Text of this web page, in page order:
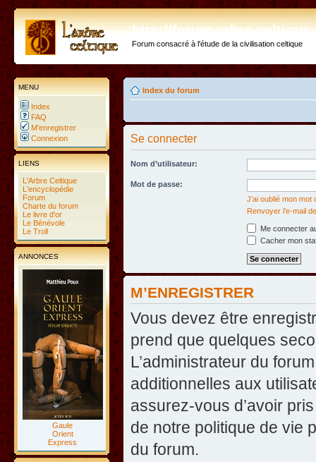
http://forum.arbre-
Forum consacré à l'étude de la civilisation celtique
MENU
Index
FAQ
M’enregistrer
Connexion
LIENS
L'Arbre Celtique
L'encyclopédie
Forum
Charte du forum
Le livre d'or
Le Bénévole
Le Troll
ANNONCES
Gaule
Orient
Express
Index du forum
Se connecter
Nom d’utilisateur:
Mot de passe:
J’ai oublié mon mot
Renvoyer l’e-mail
Me connecter
Cacher mon
M’ENREGISTRER
Vous devez être
prend que quelques
L’administrateur du
additionnelles aux
assurez-vous d’avoir
de notre politique de vie
du forum.